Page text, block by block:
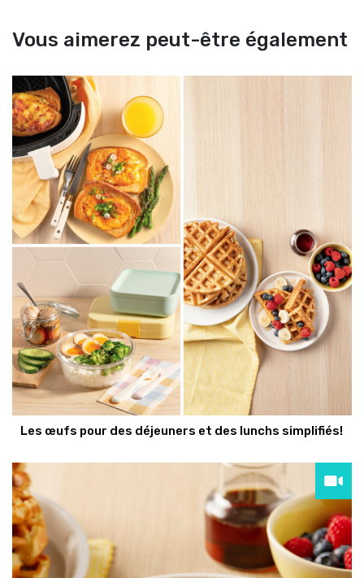
Vous aimerez peut-être également
Les œufs pour des déjeuners et des lunchs simplifiés!